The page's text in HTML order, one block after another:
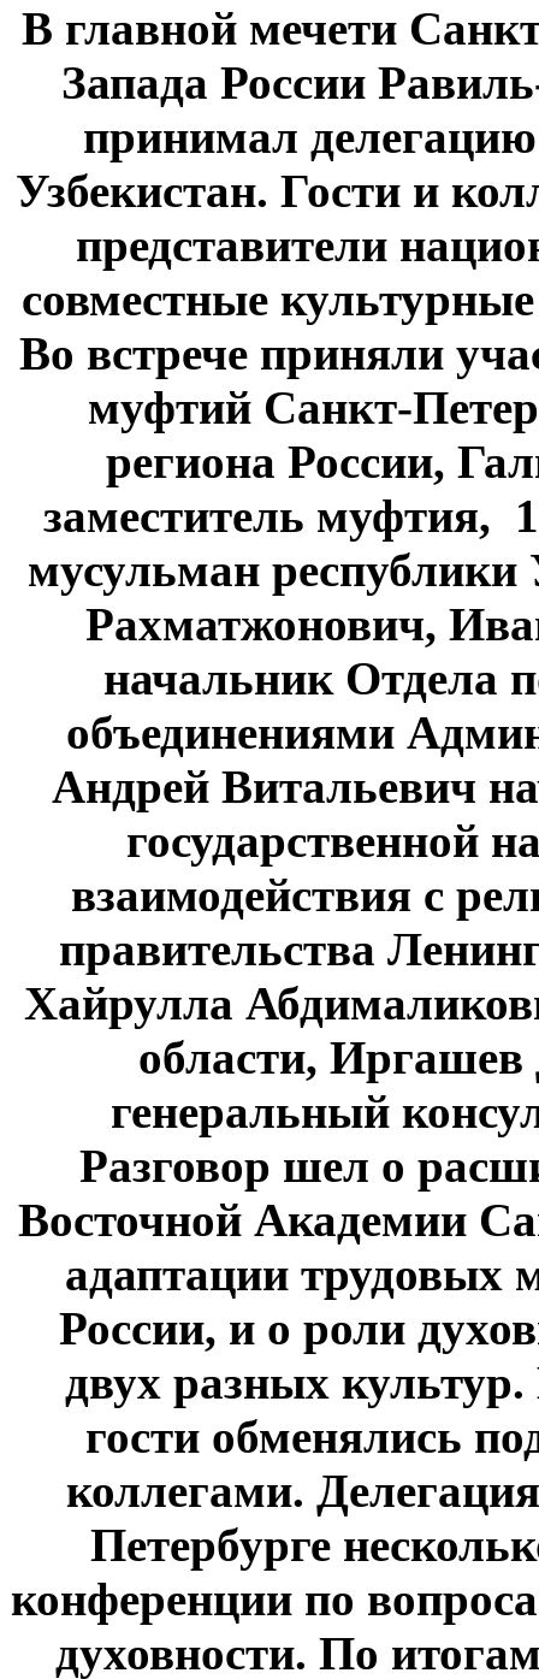
В главной мечети
Запада России
принимал делегацию
Узбекистан. Гости и
представители
совместные
Во встрече приняли
муфтий Санкт-
региона России,
заместитель муфтия,
мусульман
Рахматжонович,
начальник Отдела
объединениями
Андрей Витальевич
государственной
взаимодействия с
правительства
Хайрулла
области,
генеральный
Разговор шел о
Восточной Академии
адаптации трудовых
России, и о роли
двух разных
гости обменялись
коллегами.
Петербурге
конференции по
духовности. По